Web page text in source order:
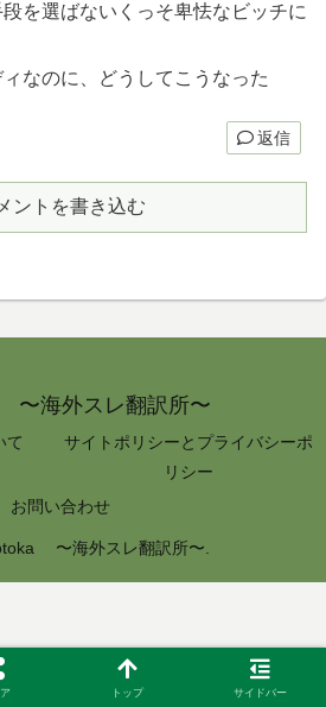
を選ばないくっそ卑怯なビッチに
なのに、どうしてこうなった
返信
ントを書き込む
海外スレ翻訳所〜
て
サイトポリシーとプライバシーポ
リシー
お問い合わせ
〜海外スレ翻訳所〜.
トップ サイドバー